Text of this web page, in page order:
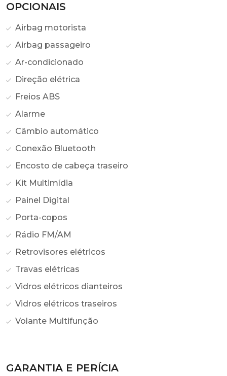
OPCIONAIS
Airbag motorista
Airbag passageiro
Ar-condicionado
Direção elétrica
Freios ABS
Alarme
Câmbio automático
Conexão Bluetooth
Encosto de cabeça traseiro
Kit Multimídia
Painel Digital
Porta-copos
Rádio FM/AM
Retrovisores elétricos
Travas elétricas
Vidros elétricos dianteiros
Vidros elétricos traseiros
Volante Multifunção
GARANTIA E PERÍCIA